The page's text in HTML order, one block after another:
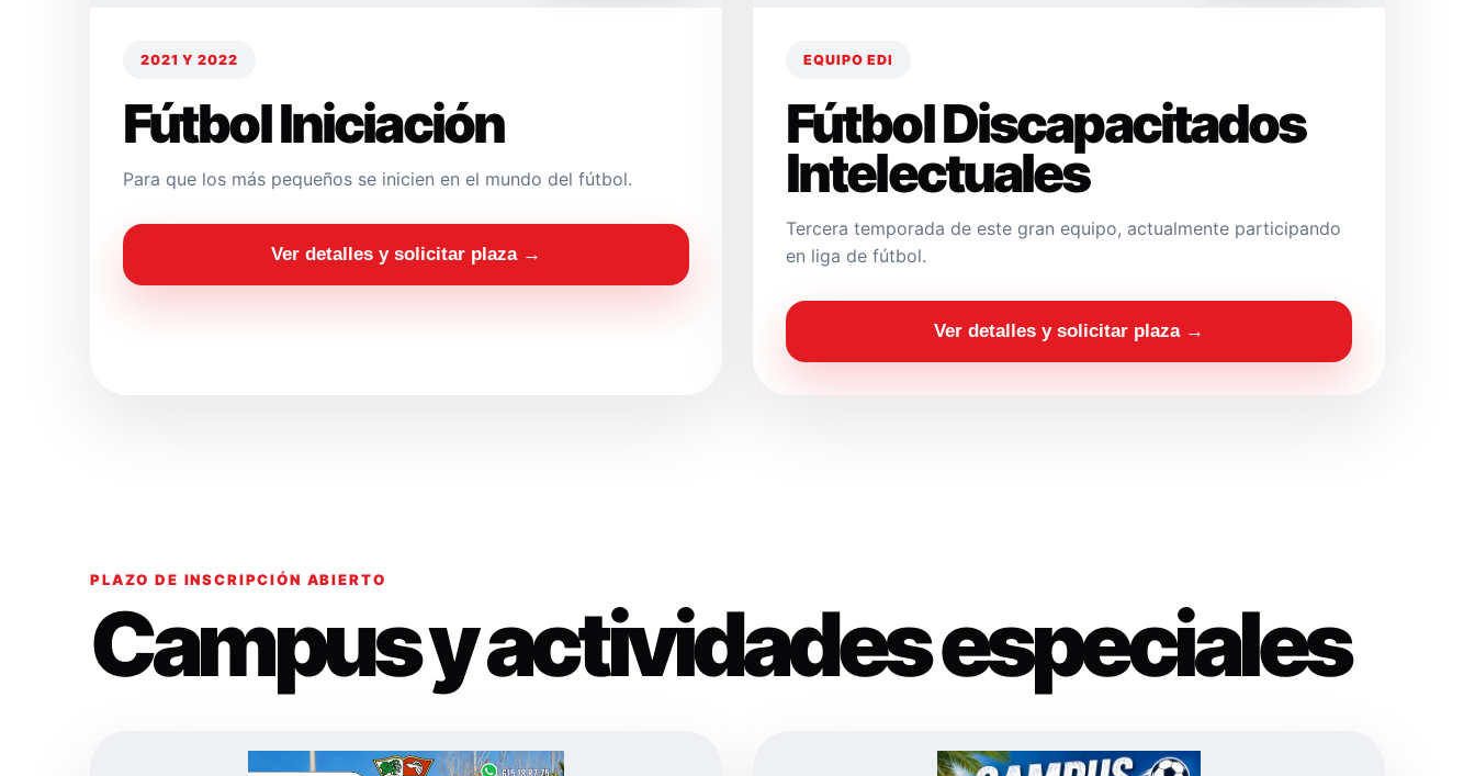
2021 Y 2022
Fútbol Iniciación
Para que los más pequeños se inicien en el mundo del fútbol.
Ver detalles y solicitar plaza →
EQUIPO EDI
Fútbol Discapacitados
Intelectuales
Tercera temporada de este gran equipo, actualmente participando
en liga de fútbol.
Ver detalles y solicitar plaza →
PLAZO DE INSCRIPCIÓN ABIERTO
Campus y actividades especiales